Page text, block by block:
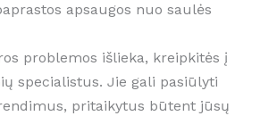
apsaugos nuo saulės
problemos išlieka, kreipkitės į
specialistus. Jie gali pasiūlyti
pritaikytus būtent jūsų